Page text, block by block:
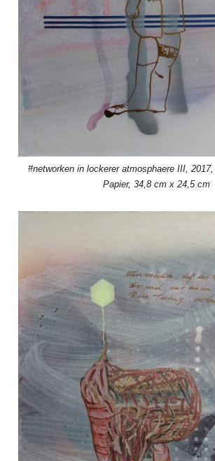
#networken in lockerer atmosphaere III,
Papier, 34,8 cm x 24,5 cm